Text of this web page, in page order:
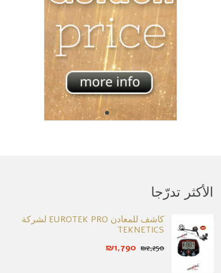
الأكثر تدرّجا
كاشف للمعادن EUROTEK PRO لشركة
TEKNETICS
₪2,250
₪1,790